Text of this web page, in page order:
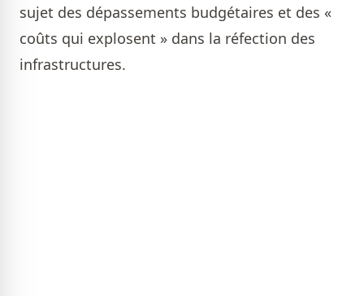
sujet des dépassements budgétaires et des «
coûts qui explosent » dans la réfection des
infrastructures.